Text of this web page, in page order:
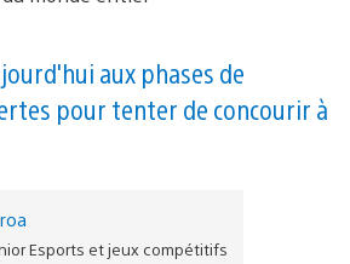
aux phases de
pour tenter de concourir à
Esports et jeux compétitifs